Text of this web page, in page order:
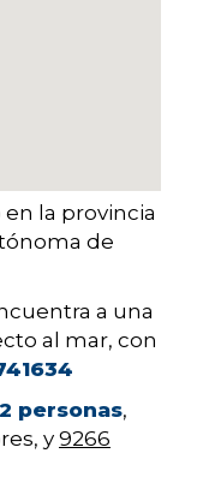
la provincia
de
a una
al mar, con
personas,
y 9266